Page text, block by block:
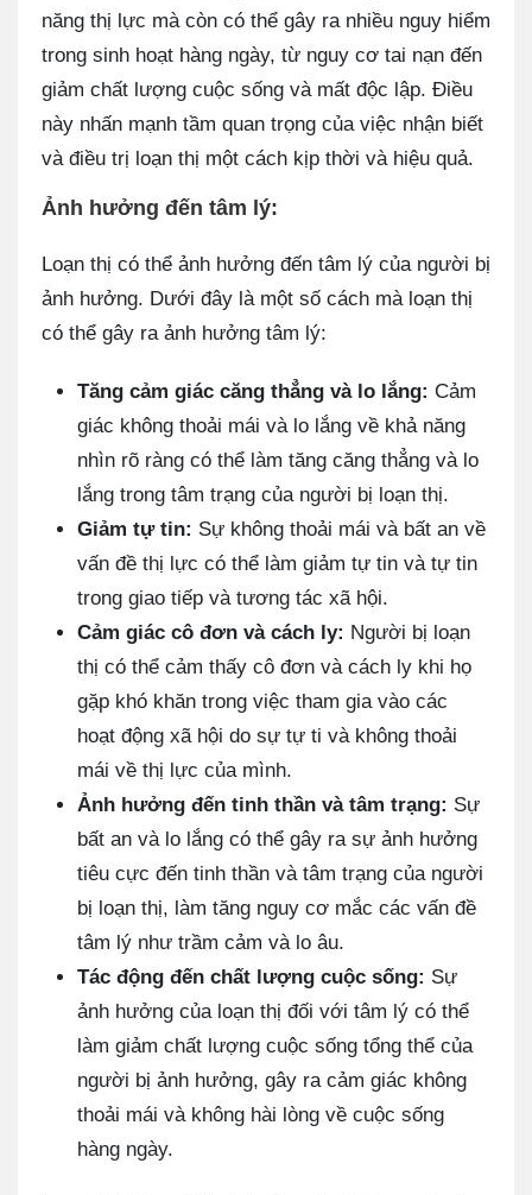
năng thị lực mà còn có thể gây ra nhiều nguy hiểm
trong sinh hoạt hàng ngày, từ nguy cơ tai nạn đến
giảm chất lượng cuộc sống và mất độc lập. Điều
này nhấn mạnh tầm quan trọng của việc nhận biết
và điều trị loạn thị một cách kịp thời và hiệu quả.
Ảnh hưởng đến tâm lý:
Loạn thị có thể ảnh hưởng đến tâm lý của người bị
ảnh hưởng. Dưới đây là một số cách mà loạn thị
có thể gây ra ảnh hưởng tâm lý:
Tăng cảm giác căng thẳng và lo lắng: Cảm
giác không thoải mái và lo lắng về khả năng
nhìn rõ ràng có thể làm tăng căng thẳng và lo
lắng trong tâm trạng của người bị loạn thị.
Giảm tự tin: Sự không thoải mái và bất an về
vấn đề thị lực có thể làm giảm tự tin và tự tin
trong giao tiếp và tương tác xã hội.
Cảm giác cô đơn và cách ly: Người bị loạn
thị có thể cảm thấy cô đơn và cách ly khi họ
gặp khó khăn trong việc tham gia vào các
hoạt động xã hội do sự tự ti và không thoải
mái về thị lực của mình.
Ảnh hưởng đến tinh thần và tâm trạng: Sự
bất an và lo lắng có thể gây ra sự ảnh hưởng
tiêu cực đến tinh thần và tâm trạng của người
bị loạn thị, làm tăng nguy cơ mắc các vấn đề
tâm lý như trầm cảm và lo âu.
Tác động đến chất lượng cuộc sống: Sự
ảnh hưởng của loạn thị đối với tâm lý có thể
làm giảm chất lượng cuộc sống tổng thể của
người bị ảnh hưởng, gây ra cảm giác không
thoải mái và không hài lòng về cuộc sống
hàng ngày.